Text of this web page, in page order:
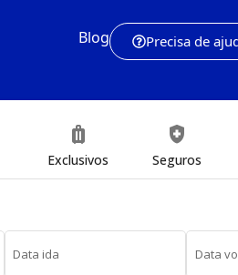
Blog Precisa de
luggage
Exclusivos
health_and_safety
Seguros
Data ida Data